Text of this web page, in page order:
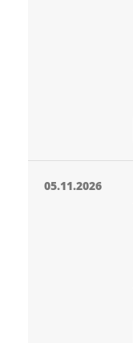
05.11.2026